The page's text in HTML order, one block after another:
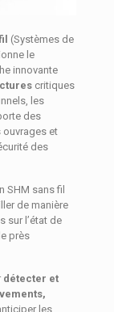
(Systèmes de
le
innovante
critiques
les
des
ouvrages et
des
SHM sans fil
de manière
sur l’état de
près
détecter et
les